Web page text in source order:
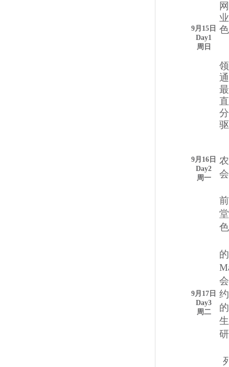
9月15日
Day1
周 日
9月16日
Day2
周一
9月17日
Day3
周二